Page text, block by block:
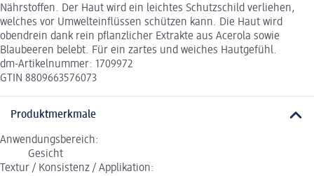
Nährstoffen. Der Haut wird ein leichtes Schutzschild verliehen,
welches vor Umwelteinflüssen schützen kann. Die Haut wird
obendrein dank rein pflanzlicher Extrakte aus Acerola sowie
Blaubeeren belebt. Für ein zartes und weiches Hautgefühl.
dm-Artikelnummer: 1709972
GTIN 8809663576073
Produktmerkmale
Anwendungsbereich:
Gesicht
Textur / Konsistenz / Applikation: